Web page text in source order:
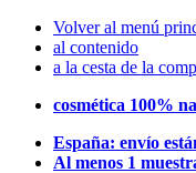
Volver al menú
al contenido
a la cesta de la
cosmética 100%
España: envío
Al menos 1